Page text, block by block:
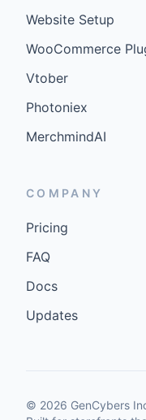
Website Setup
WooCommerce
Vtober
Photoniex
MerchmindAI
COMPANY
Pricing
FAQ
Docs
Updates
© 2026 GenCybers